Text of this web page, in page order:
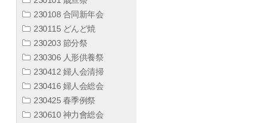
230108 合同新年会
230115 どんど焼
230203 節分祭
230306 人形供養祭
230412 婦人会清掃
230416 婦人会総会
230425 春季例祭
230610 神力會総会